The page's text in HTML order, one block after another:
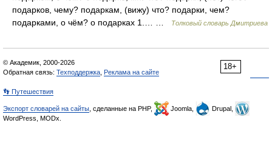
подарков, чему? подаркам, (вижу) что? подарки, чем?
подарками, о чём? о подарках 1.… …
Толковый словарь Дмитриева
18+
© Академик, 2000-2026
Обратная связь: Техподдержка Реклама на сайте
👣 Путешествия
Экспорт словарей на сайты , сделанные на PHP, Joomla,
Drupal,
WordPress, MODx.